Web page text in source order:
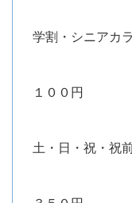
学割・シニアカ
１００円
土・日・祝・祝